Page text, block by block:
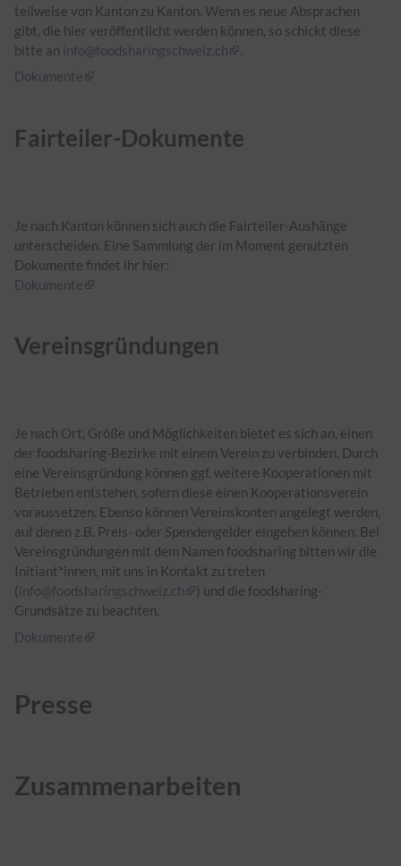
teilweise von Kanton zu Kanton. Wenn es neue Absprachen
gibt, die hier veröffentlicht werden können, so schickt diese
bitte an info@foodsharingschweiz.ch
.
Dokumente
Fairteiler-Dokumente
Je nach Kanton können sich auch die Fairteiler-Aushänge
unterscheiden. Eine Sammlung der im Moment genutzten
Dokumente findet ihr hier:
Dokumente
Vereinsgründungen
Je nach Ort, Größe und Möglichkeiten bietet es sich an, einen
der foodsharing-Bezirke mit einem Verein zu verbinden. Durch
eine Vereinsgründung können ggf. weitere Kooperationen mit
Betrieben entstehen, sofern diese einen Kooperationsverein
voraussetzen. Ebenso können Vereinskonten angelegt werden,
auf denen z.B. Preis- oder Spendengelder eingehen können. Bei
Vereinsgründungen mit dem Namen foodsharing bitten wir die
Initiant*innen, mit uns in Kontakt zu treten
( info@foodsharingschweiz.ch
) und die foodsharing-
Grundsätze zu beachten.
Dokumente
Presse
Zusammenarbeiten